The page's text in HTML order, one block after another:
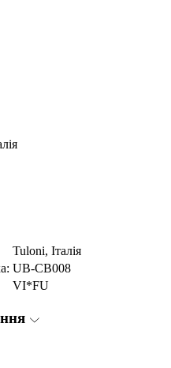
Tuloni, Італія
UB-CB008
VI*FU